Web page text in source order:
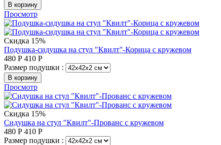
В корзину
Просмотр
Скидка 15%
Подушка-сидушка на стул "Квилт"-Корица с кружевом
480 Р 410 Р
Размер подушки :
В корзину
Просмотр
Скидка 15%
Сидушка на стул "Квилт"-Прованс с кружевом
480 Р 410 Р
Размер подушки :